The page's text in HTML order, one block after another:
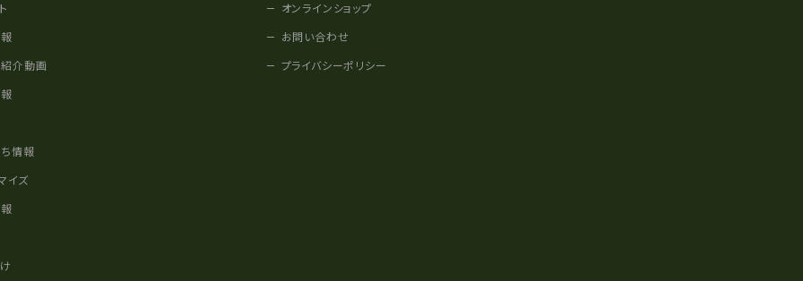
介動画
情報
イズ
オンラインショップ
お問い合わせ
プライバシーポリシー